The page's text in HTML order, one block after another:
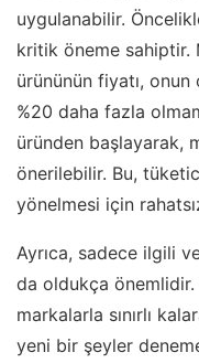
uygulanabilir.
kritik öneme sahiptir.
ürününün fiyatı,
%20 daha fazla
üründen başlayarak,
önerilebilir. Bu,
yönelmesi için
Ayrıca, sadece ilgili
da oldukça
markalarla sınırlı
yeni bir şeyler